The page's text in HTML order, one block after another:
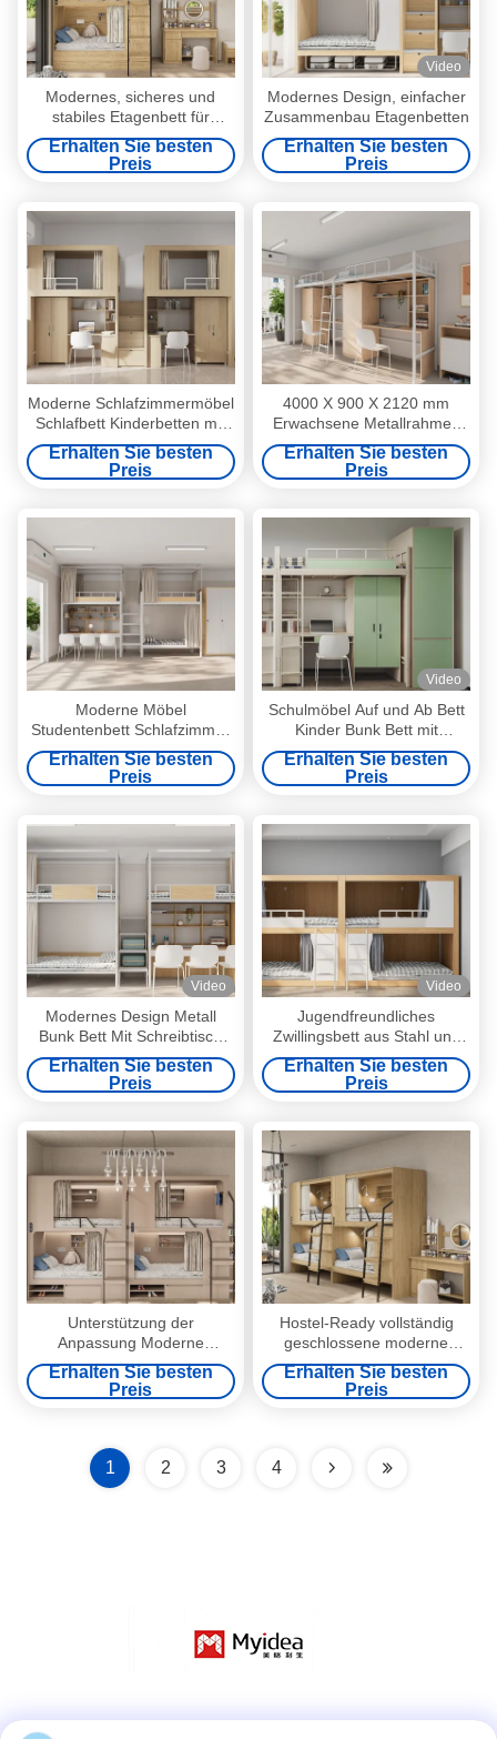
Modernes, sicheres und
stabiles Etagenbett für
Jugendherbergen
Erhalten Sie besten
Preis
Video
Modernes Design, einfacher
Zusammenbau Etagenbetten
Erhalten Sie besten
Preis
Moderne Schlafzimmermöbel
Schlafbett Kinderbetten mit
Treppe und Lagerschichten
Unterstützung der
Anpassung
Erhalten Sie besten
Preis
4000 X 900 X 2120 mm
Erwachsene Metallrahmen
Bunk Betten mit
Schreibtischunterstützung
Anpassung
Erhalten Sie besten
Preis
Moderne Möbel
Studentenbett Schlafzimmer
mit Schreibtischunterstützung
Erhalten Sie besten
Preis
Video
Schulmöbel Auf und Ab Bett
Kinder Bunk Bett mit
Schreibtischunterstützung
Anpassung
Erhalten Sie besten
Preis
Video
Modernes Design Metall
Bunk Bett Mit Schreibtisch
Hohe Stabilität Möbel
Wohnung Unterstützung
Anpassung
Erhalten Sie besten
Preis
Video
Jugendfreundliches
Zwillingsbett aus Stahl und
Holz für Schlafzimmer oder
Wohnung
Erhalten Sie besten
Preis
Unterstützung der
Anpassung Moderne
Wohnung Holzbett mit
Schuhschuhen Montage
erforderlich Grau/Silber
Erhalten Sie besten
Preis
Hostel-Ready vollständig
geschlossene moderne
Wohnung Holzbett und Stahl
Fuß Treppe Unterstützung
Anpassung
Erhalten Sie besten
Preis
1 2 3 4